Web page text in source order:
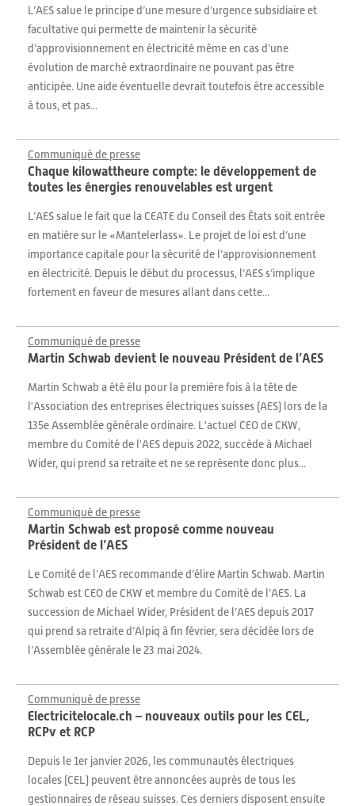
L’AES salue le principe d’une mesure d’urgence subsidiaire et
facultative qui permette de maintenir la sécurité
d’approvisionnement en électricité même en cas d’une
évolution de marché extraordinaire ne pouvant pas être
anticipée. Une aide éventuelle devrait toutefois être accessible
à tous, et pas...
Communiqué de presse
Chaque kilowattheure compte: le développement de
toutes les énergies renouvelables est urgent
L’AES salue le fait que la CEATE du Conseil des États soit entrée
en matière sur le «Mantelerlass». Le projet de loi est d’une
importance capitale pour la sécurité de l’approvisionnement
en électricité. Depuis le début du processus, l’AES s’implique
fortement en faveur de mesures allant dans cette...
Communiqué de presse
Martin Schwab devient le nouveau Président de l’AES
Martin Schwab a été élu pour la première fois à la tête de
l'Association des entreprises électriques suisses (AES) lors de la
135e Assemblée générale ordinaire. L'actuel CEO de CKW,
membre du Comité de l'AES depuis 2022, succède à Michael
Wider, qui prend sa retraite et ne se représente donc plus...
Communiqué de presse
Martin Schwab est proposé comme nouveau
Président de l’AES
Le Comité de l’AES recommande d’élire Martin Schwab. Martin
Schwab est CEO de CKW et membre du Comité de l’AES. La
succession de Michael Wider, Président de l’AES depuis 2017
qui prend sa retraite d’Alpiq à fin février, sera décidée lors de
l’Assemblée générale le 23 mai 2024.
Communiqué de presse
Electricitelocale.ch – nouveaux outils pour les CEL,
RCPv et RCP
Depuis le 1er janvier 2026, les communautés électriques
locales (CEL) peuvent être annoncées auprès de tous les
gestionnaires de réseau suisses. Ces derniers disposent ensuite